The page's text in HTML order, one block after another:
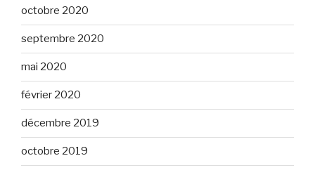
octobre 2020
septembre 2020
mai 2020
février 2020
décembre 2019
octobre 2019